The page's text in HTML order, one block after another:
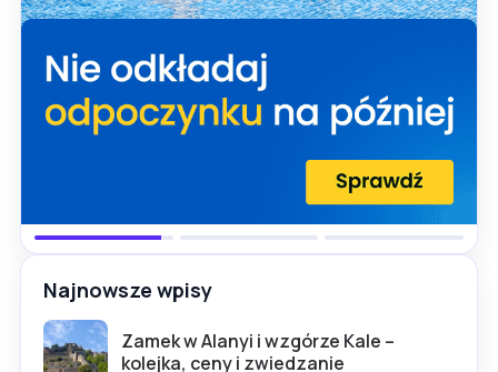
Najnowsze wpisy
Zamek w Alanyi i wzgórze Kale –
kolejka, ceny i zwiedzanie